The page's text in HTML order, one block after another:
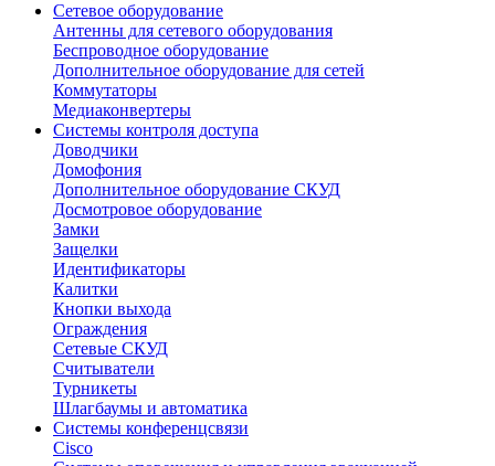
Сетевое оборудование
Антенны для сетевого оборудования
Беспроводное оборудование
Дополнительное оборудование для сетей
Коммутаторы
Медиаконвертеры
Системы контроля доступа
Доводчики
Домофония
Дополнительное оборудование СКУД
Досмотровое оборудование
Замки
Защелки
Идентификаторы
Калитки
Кнопки выхода
Ограждения
Сетевые СКУД
Считыватели
Турникеты
Шлагбаумы и автоматика
Системы конференцсвязи
Cisco